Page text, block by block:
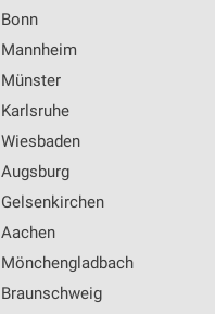
Bonn
Mannheim
Münster
Karlsruhe
Wiesbaden
Augsburg
Gelsenkirchen
Aachen
Mönchengladbach
Braunschweig